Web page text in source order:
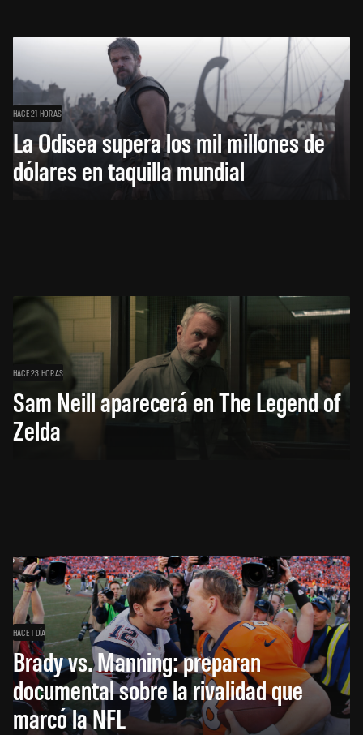
HACE 21 HORAS
La Odisea supera los mil millones de
dólares en taquilla mundial
HACE 23 HORAS
Sam Neill aparecerá en The Legend of
Zelda
HACE 1 DÍA
Brady vs. Manning: preparan
documental sobre la rivalidad que
marcó la NFL